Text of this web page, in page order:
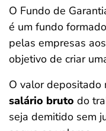
O Fundo de
é um fundo
pelas empresas
objetivo de criar
O valor depositado
salário bruto do
seja demitido sem